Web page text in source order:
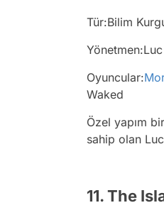
Tür:Bilim
Oyuncular:
Waked
Özel yapım bir
sahip olan
11. The